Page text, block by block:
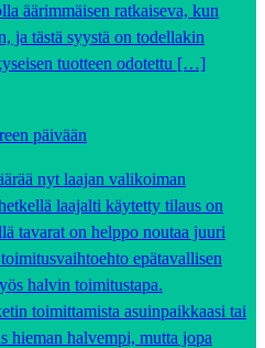
äärimmäisen ratkaiseva, kun
ja tästä syystä on todellakin
tuotteen odotettu […]
päivään
nyt laajan valikoiman
laajalti käytetty tilaus on
tavarat on helppo noutaa juuri
epätavallisen
halvin toimitustapa.
toimittamista asuinpaikkaasi tai
hieman halvempi, mutta jopa